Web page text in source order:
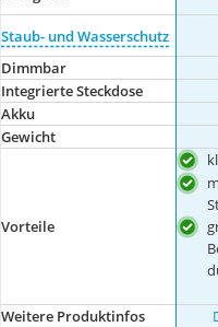
Staub- und Wasserschutz
Dimmbar
Integrierte Steckdose
Akku
Gewicht
Vorteile
Weitere Produktinfos